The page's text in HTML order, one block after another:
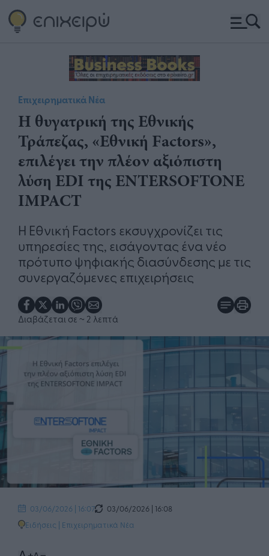
Επιχειρηματικά Νέα
Η θυγατρική της Εθνικής
Τράπεζας, «Εθνική Factors»,
επιλέγει την πλέον αξιόπιστη
λύση EDI της ENTERSOFTONE
IMPACT
Η Εθνική Factors εκσυγχρονίζει τις
υπηρεσίες της, εισάγοντας ένα νέο
πρότυπο ψηφιακής διασύνδεσης με τις
συνεργαζόμενες επιχειρήσεις
Διαβάζεται σε ~ 2 λεπτά
03/06/2026 | 16:07
03/06/2026 | 16:08
Ειδήσεις | Επιχειρηματικά Νέα